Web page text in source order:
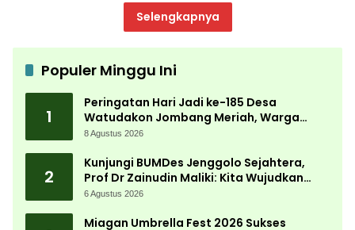
Selengkapnya
Populer Minggu Ini
1
Peringatan Hari Jadi ke-185 Desa
Watudakon Jombang Meriah, Warga
Tumpek Blek Padati Karnaval Budaya
8 Agustus 2026
2
Kunjungi BUMDes Jenggolo Sejahtera,
Prof Dr Zainudin Maliki: Kita Wujudkan
Kemandirian Ekonomi dengan Potensi
6 Agustus 2026
Miagan Umbrella Fest 2026 Sukses